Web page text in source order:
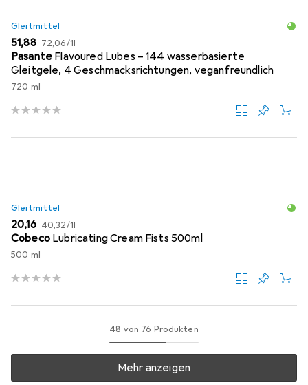
Gleitmittel
EUR
51,88 EUR
72,06/1l
Pasante Flavoured Lubes – 144 wasserbasierte
Gleitgele, 4 Geschmacksrichtungen, veganfreundlich
720 ml
Gleitmittel
EUR
20,16 EUR
40,32/1l
Cobeco Lubricating Cream Fists 500ml
500 ml
48 von 76 Produkten
Mehr anzeigen